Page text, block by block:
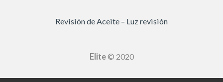
Revisión de Aceite – Luz revisión
Elite© 2020